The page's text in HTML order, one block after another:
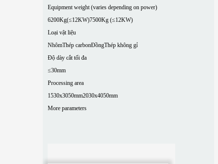
Equipment weight (varies depending on power)
6200Kg(≤12KW)7500Kg (≤12KW)
Loại vật liệu
NhômThép carbonĐồngThép không gỉ
Độ dày cắt tối đa
≤30mm
Processing area
1530x3050mm2030x4050mm
More parameters